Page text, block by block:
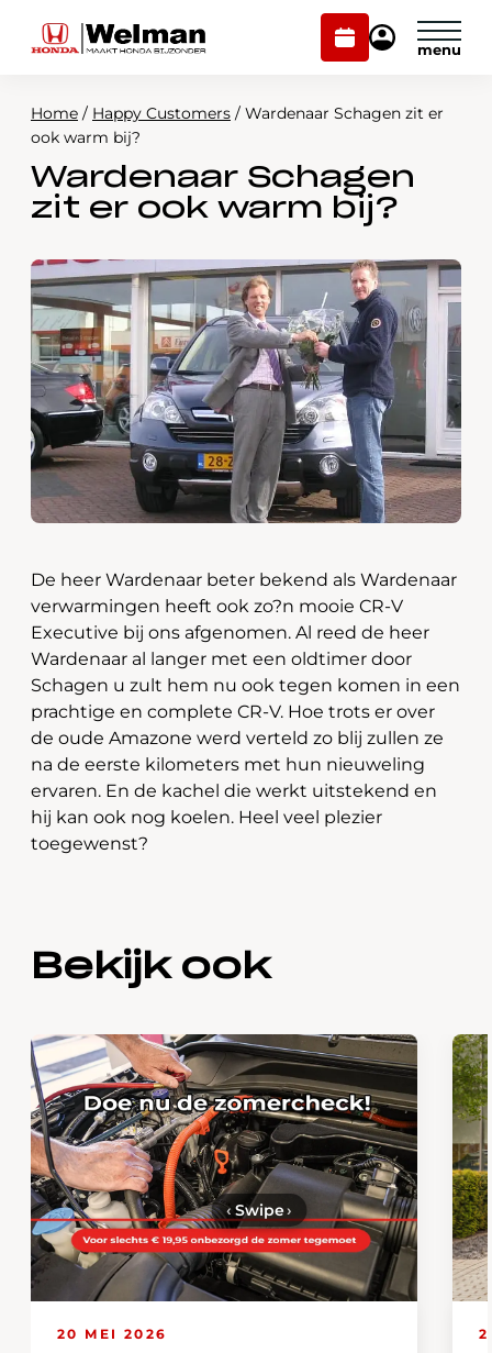
Plan
onderhoud
Mijn
Modellen
Voorraad
Over ons
Webshop
Contact
Plan onderhoud
Home / Happy Customers / Wardenaar Schagen zit er
ook warm bij?
Wardenaar Schagen
zit er ook warm bij?
De heer Wardenaar beter bekend als Wardenaar
verwarmingen heeft ook zo?n mooie CR-V
Executive bij ons afgenomen. Al reed de heer
Wardenaar al langer met een oldtimer door
Schagen u zult hem nu ook tegen komen in een
prachtige en complete CR-V. Hoe trots er over
de oude Amazone werd verteld zo blij zullen ze
na de eerste kilometers met hun nieuweling
ervaren. En de kachel die werkt uitstekend en
hij kan ook nog koelen. Heel veel plezier
toegewenst?
Bekijk ook
20 MEI 2026
‹ Swipe›